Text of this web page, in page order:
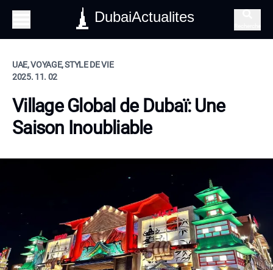
DubaiActualites
UAE, VOYAGE, STYLE DE VIE
2025. 11. 02
Village Global de Dubaï: Une
Saison Inoubliable